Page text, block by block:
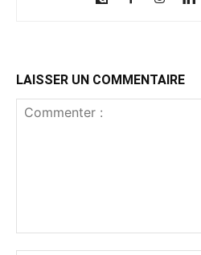
LAISSER UN COMMENTAIRE